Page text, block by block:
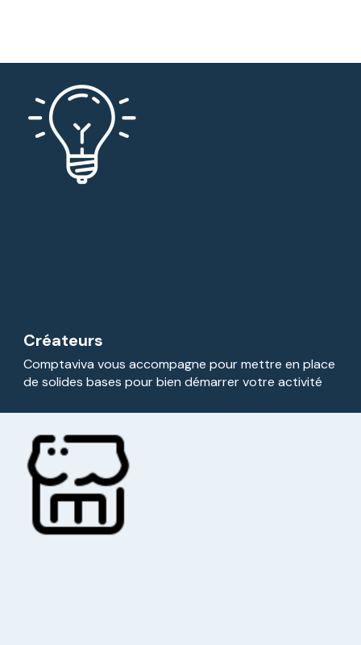
Créateurs
Comptaviva vous accompagne pour mettre en place
de solides bases pour bien démarrer votre activité